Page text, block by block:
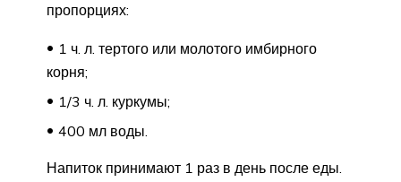
пропорциях:
1 ч. л. тертого или молотого имбирного
корня;
1/3 ч. л. куркумы;
400 мл воды.
Напиток принимают 1 раз в день после еды.